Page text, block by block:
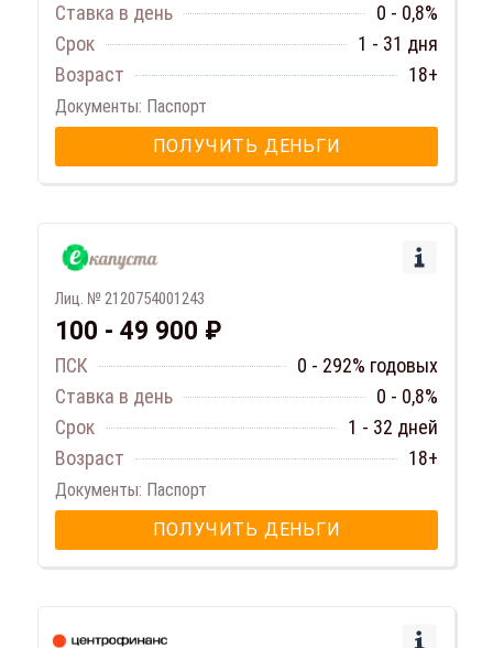
Ставка в день
0 - 0,8%
Срок
1 - 31 дня
Возраст
18+
Документы: Паспорт
ПОЛУЧИТЬ ДЕНЬГИ
Лиц. № 2120754001243
100 - 49 900 ₽
ПСК
0 - 292% годовых
Ставка в день
0 - 0,8%
Срок
1 - 32 дней
Возраст
18+
Документы: Паспорт
ПОЛУЧИТЬ ДЕНЬГИ